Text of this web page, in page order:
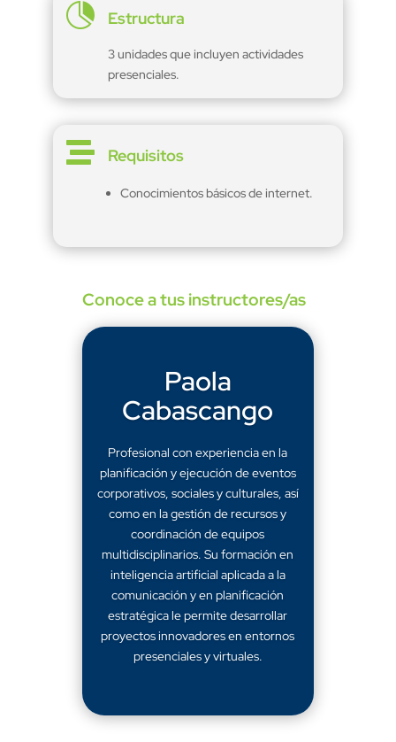
 Estructura
3 unidades que incluyen actividades
presenciales.
 Requisitos
Conocimientos básicos de internet.
Conoce a tus instructores/as
Paola
Cabascango
Profesional con experiencia en la
planificación y ejecución de eventos
corporativos, sociales y culturales, así
como en la gestión de recursos y
coordinación de equipos
multidisciplinarios. Su formación en
inteligencia artificial aplicada a la
comunicación y en planificación
estratégica le permite desarrollar
proyectos innovadores en entornos
presenciales y virtuales.